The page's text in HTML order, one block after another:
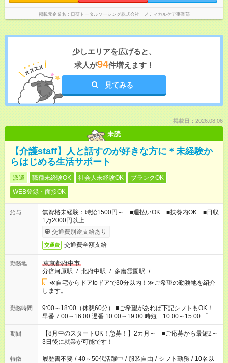
掲載元企業名 日研トータルソーシング株式会社 メディカルケア事業部
少しエリアを広げると、
求人が94件増えます！
見てみる
掲載日：2026.08.06
未読
【介護staff】人と話すのが好きな方に＊未経験か
らはじめる生活サポート
派遣 職種未経験OK 社会人未経験OK
ブランクOK
WEB登録・面接OK
給与
無資格未経験：時給1500円～ ■週払いOK ■扶養内OK ■日収
1万2000円以上
交通費別途支給あり
交通費 交通費全額支給
勤務地
東京都府中市
分倍河原駅 / 北府中駅 / 多磨霊園駅 / …
≪自宅からドアtoドアで30分以内！≫ご希望の勤務地を紹介
します。
勤務時間
9:00～18:00（休憩60分） ■ご希望があれば下記シフトもOK！
早番 7:00～16:00 遅番 10:00～19:00 時短 10:00～15:00 「家
族と休みを合わせたい」 「余裕を持って夕飯の準備がしたい」
「できれば残業はしたくない」 など、ご希望を教えてください
ね。 ※Wワーク希望の方へ 今ご覧のお仕事で希望する勤務時間
と、もう1つのお仕事の勤務時間。 合計で週40時間を超える場
合は応募できません。
期間
【8月中のスタートOK！急募！】2カ月～ ■ご応募から最短2～
3日後に就業が可能です！
特徴 履歴書不要 / 40～50代活躍中 / 服装自由 / シフト勤務 / 10名以